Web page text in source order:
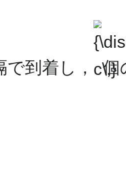
で到着し， 個